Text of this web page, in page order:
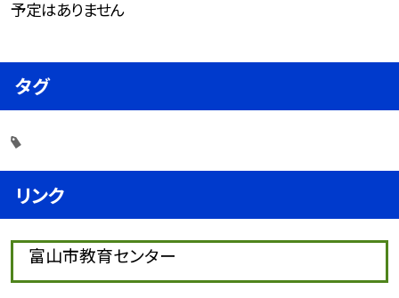
予定はありません
タグ
リンク
富山市教育センター